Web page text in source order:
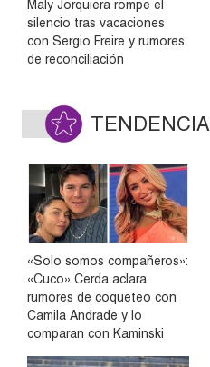
Maly Jorquiera rompe el
silencio tras vacaciones
con Sergio Freire y rumores
de reconciliación
TENDENCIA
«Solo somos compañeros»:
«Cuco» Cerda aclara
rumores de coqueteo con
Camila Andrade y lo
comparan con Kaminski